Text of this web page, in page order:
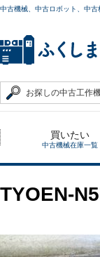
中古機械、中古ロボット、中
買いたい
中古機械在庫一覧
TYOEN-